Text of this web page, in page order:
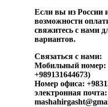
Если вы из России
возможности
свяжитесь с нами
вариантов.
Связаться с нами:
Мобильный номер:
+989131644673)
Номер офиса:
электронная почта: